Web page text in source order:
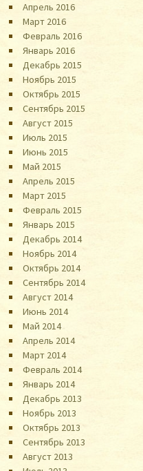
Апрель 2016
Март 2016
Февраль 2016
Январь 2016
Декабрь 2015
Ноябрь 2015
Октябрь 2015
Сентябрь 2015
Август 2015
Июль 2015
Июнь 2015
Май 2015
Апрель 2015
Март 2015
Февраль 2015
Январь 2015
Декабрь 2014
Ноябрь 2014
Октябрь 2014
Сентябрь 2014
Август 2014
Июнь 2014
Май 2014
Апрель 2014
Март 2014
Февраль 2014
Январь 2014
Декабрь 2013
Ноябрь 2013
Октябрь 2013
Сентябрь 2013
Август 2013